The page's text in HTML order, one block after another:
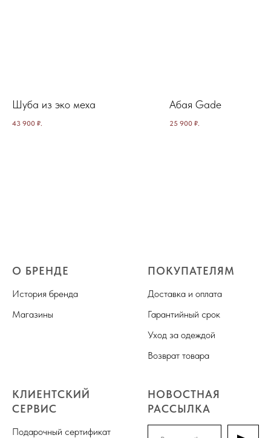
Шуба из эко меха
43 900 ₽.
Абая Gade
25 900 ₽.
О БРЕНДЕ
История бренда
Магазины
ПОКУПАТЕЛЯМ
Доставка и оплата
Гарантийный срок
Уход за одеждой
Возврат товара
КЛИЕНТСКИЙ
СЕРВИС
Подарочный сертификат
НОВОСТНАЯ
РАССЫЛКА